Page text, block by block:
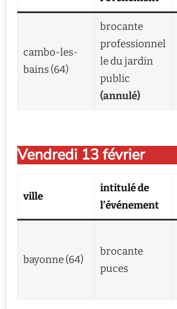
cambo-les-
bains (64)
brocante
professionnel
le du jardin
public
(annulé)
Vendredi 13 février
ville
intitulé de
l’événement
bayonne (64)
brocante
puces